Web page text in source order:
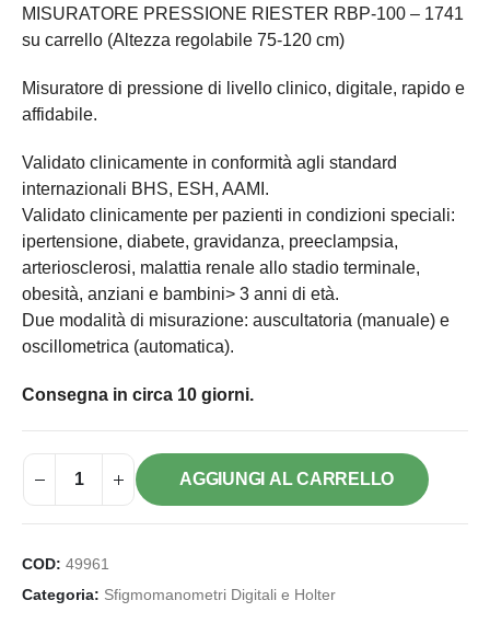
MISURATORE PRESSIONE RIESTER RBP-100 – 1741
su carrello (Altezza regolabile 75-120 cm)
Misuratore di pressione di livello clinico, digitale, rapido e
affidabile.
Validato clinicamente in conformità agli standard
internazionali BHS, ESH, AAMI.
Validato clinicamente per pazienti in condizioni speciali:
ipertensione, diabete, gravidanza, preeclampsia,
arteriosclerosi, malattia renale allo stadio terminale,
obesità, anziani e bambini> 3 anni di età.
Due modalità di misurazione: auscultatoria (manuale) e
oscillometrica (automatica).
Consegna in circa 10 giorni.
AGGIUNGI AL CARRELLO
COD: 49961
Categoria: Sfigmomanometri Digitali e Holter